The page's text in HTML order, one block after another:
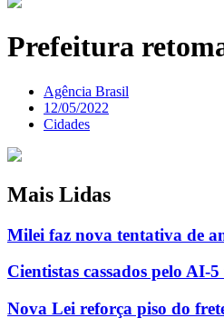
Prefeitura
Agência Brasil
12/05/2022
Cidades
Mais Lidas
Milei faz nova tentativa de
Cientistas cassados pelo AI-
Nova Lei reforça piso do